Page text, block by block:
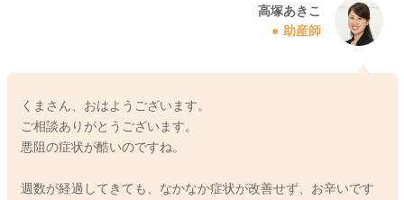
高塚あきこ
助産師
くまさん、おはようございます。
ご相談ありがとうございます。
悪阻の症状が酷いのですね。
週数が経過してきても、なかなか症状が改善せず、お辛いです